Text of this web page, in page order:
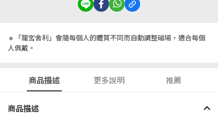
🔹「龍宮舍利」會隨每個人的體質不同而自動調整磁場，適合每個
人佩戴。
商品描述 更多說明 推薦
商品描述